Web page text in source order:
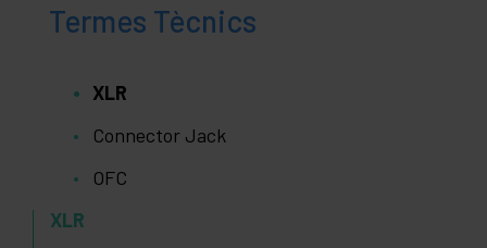
Termes Tècnics
XLR
Connector Jack
OFC
XLR